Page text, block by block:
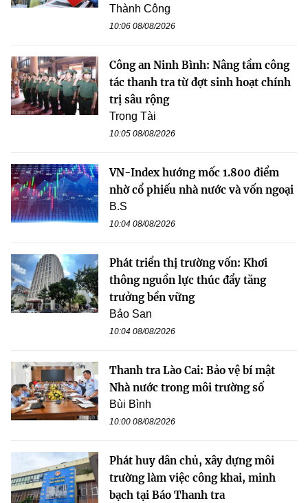
Thành Công
10:06 08/08/2026
Công an Ninh Bình: Nâng tầm công
tác thanh tra từ đợt sinh hoạt chính
trị sâu rộng
Trọng Tài
10:05 08/08/2026
VN-Index hướng mốc 1.800 điểm
nhờ cổ phiếu nhà nước và vốn ngoại
B.S
10:04 08/08/2026
Phát triển thị trường vốn: Khơi
thông nguồn lực thúc đẩy tăng
trưởng bền vững
Bảo San
10:04 08/08/2026
Thanh tra Lào Cai: Bảo vệ bí mật
Nhà nước trong môi trường số
Bùi Bình
10:00 08/08/2026
Phát huy dân chủ, xây dựng môi
trường làm việc công khai, minh
bạch tại Báo Thanh tra